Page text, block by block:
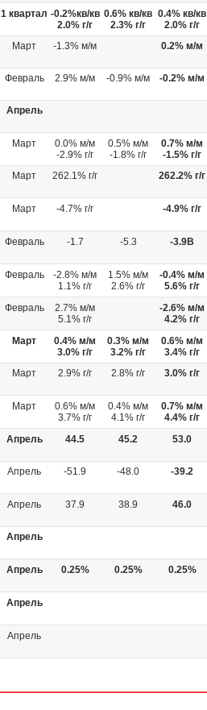
1 квартал -0.2%кв/кв
2.0% г/г
0.6% кв/кв
2.3% г/г
0.4% кв/кв
2.0% г/г
Март -1.3% м/м 0.2% м/м
Февраль 2.9% м/м -0.9% м/м -0.2% м/м
Апрель
Март
0.0% м/м
-2.9% г/г
0.5% м/м
-1.8% г/г
0.7% м/м
-1.5% г/г
Март 262.1% г/г 262.2% г/г
Март -4.7% г/г -4.9% г/г
Февраль -1.7 -5.3 -3.9B
Февраль
-2.8% м/м
1.1% г/г
1.5% м/м
2.6% г/г
-0.4% м/м
5.6% г/г
Февраль
2.7% м/м
5.1% г/г
-2.6% м/м
4.2% г/г
Март
0.4% м/м
3.0% г/г
0.3% м/м
3.2% г/г
0.6% м/м
3.4% г/г
Март 2.9% г/г 2.8% г/г 3.0% г/г
Март
0.6% м/м
3.7% г/г
0.4% м/м
4.1% г/г
0.7% м/м
4.4% г/г
Апрель 44.5 45.2 53.0
Апрель -51.9 -48.0 -39.2
Апрель 37.9 38.9 46.0
Апрель
Апрель 0.25% 0.25% 0.25%
Апрель
Апрель